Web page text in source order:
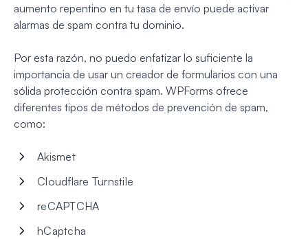
aumento repentino en tu tasa de envío puede activar
alarmas de spam contra tu dominio.
Por esta razón, no puedo enfatizar lo suficiente la
importancia de usar un creador de formularios con una
sólida protección contra spam. WPForms ofrece
diferentes tipos de métodos de prevención de spam,
como:
Akismet
Cloudflare Turnstile
reCAPTCHA
hCaptcha